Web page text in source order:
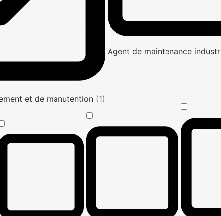
et de manutention (1)
Agent de maintenance